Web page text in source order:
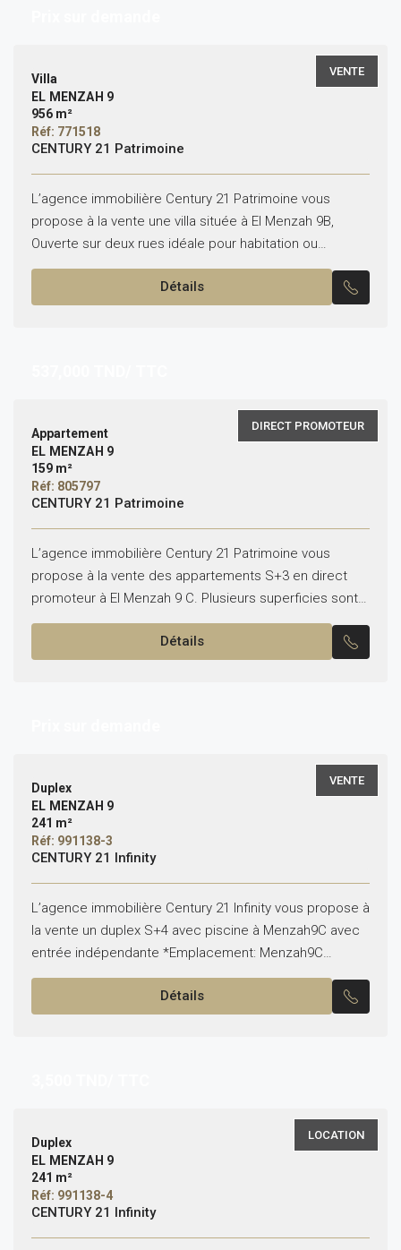
VENTE
Villa
EL MENZAH 9
956 m²
Réf: 771518
CENTURY 21 Patrimoine
L’agence immobilière Century 21 Patrimoine vous
propose à la vente une villa située à El Menzah 9B,
Ouverte sur deux rues idéale pour habitation ou
investissement. *Superficie terrain : 581 m² *Surface...
Détails
DIRECT PROMOTEUR
Appartement
EL MENZAH 9
159 m²
Réf: 805797
CENTURY 21 Patrimoine
L’agence immobilière Century 21 Patrimoine vous
propose à la vente des appartements S+3 en direct
promoteur à El Menzah 9 C. Plusieurs superficies sont
disponibles, et chaque appartement dispose d’une
Détails
VENTE
Duplex
EL MENZAH 9
241 m²
Réf: 991138-3
CENTURY 21 Infinity
L’agence immobilière Century 21 Infinity vous propose à
la vente un duplex S+4 avec piscine à Menzah9C avec
entrée indépendante *Emplacement: Menzah9C
*Typologie: S+4 (y compris le séjour) *Superficie: 241
Détails
LOCATION
Duplex
EL MENZAH 9
241 m²
Réf: 991138-4
CENTURY 21 Infinity